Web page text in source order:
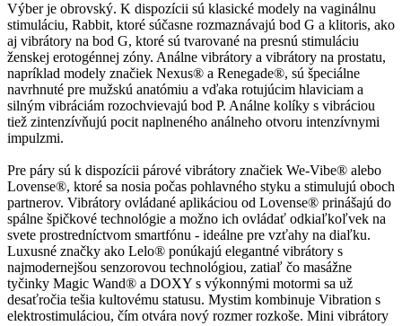
Výber je obrovský. K dispozícii sú klasické modely na vaginálnu
stimuláciu, Rabbit, ktoré súčasne rozmaznávajú bod G a klitoris, ako
aj vibrátory na bod G, ktoré sú tvarované na presnú stimuláciu
ženskej erotogénnej zóny. Análne vibrátory a vibrátory na prostatu,
napríklad modely značiek Nexus® a Renegade®, sú špeciálne
navrhnuté pre mužskú anatómiu a vďaka rotujúcim hlaviciam a
silným vibráciám rozochvievajú bod P. Análne kolíky s vibráciou
tiež zintenzívňujú pocit naplneného análneho otvoru intenzívnymi
impulzmi.
Pre páry sú k dispozícii párové vibrátory značiek We-Vibe® alebo
Lovense®, ktoré sa nosia počas pohlavného styku a stimulujú oboch
partnerov. Vibrátory ovládané aplikáciou od Lovense® prinášajú do
spálne špičkové technológie a možno ich ovládať odkiaľkoľvek na
svete prostredníctvom smartfónu - ideálne pre vzťahy na diaľku.
Luxusné značky ako Lelo® ponúkajú elegantné vibrátory s
najmodernejšou senzorovou technológiou, zatiaľ čo masážne
tyčinky Magic Wand® a DOXY s výkonnými motormi sa už
desaťročia tešia kultovému statusu. Mystim kombinuje Vibration s
elektrostimuláciou, čím otvára nový rozmer rozkoše. Mini vibrátory